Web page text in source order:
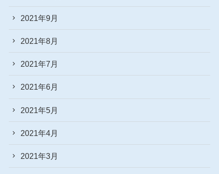
2021年9月
2021年8月
2021年7月
2021年6月
2021年5月
2021年4月
2021年3月